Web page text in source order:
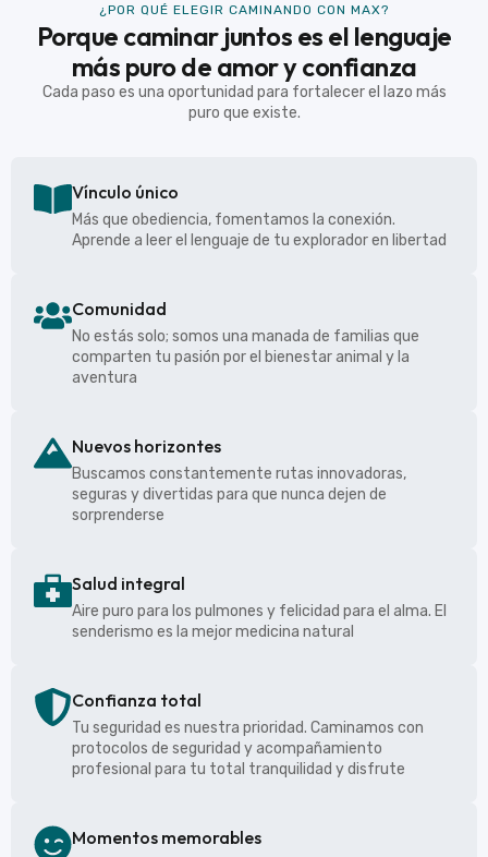
¿POR QUÉ ELEGIR CAMINANDO CON MAX?
Porque caminar juntos es el lenguaje
más puro de amor y confianza
Cada paso es una oportunidad para fortalecer el lazo más
puro que existe.
Vínculo único
Más que obediencia, fomentamos la conexión.
Aprende a leer el lenguaje de tu explorador en libertad
Comunidad
No estás solo; somos una manada de familias que
comparten tu pasión por el bienestar animal y la
aventura
Nuevos horizontes
Buscamos constantemente rutas innovadoras,
seguras y divertidas para que nunca dejen de
sorprenderse
Salud integral
Aire puro para los pulmones y felicidad para el alma. El
senderismo es la mejor medicina natural
Confianza total
Tu seguridad es nuestra prioridad. Caminamos con
protocolos de seguridad y acompañamiento
profesional para tu total tranquilidad y disfrute
Momentos memorables